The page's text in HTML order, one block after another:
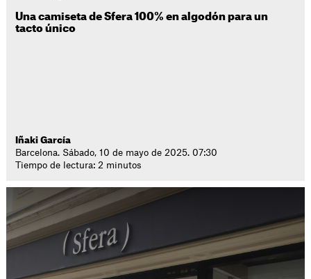
Una camiseta de Sfera 100% en algodón para un
tacto único
Iñaki García
Barcelona. Sábado, 10 de mayo de 2025. 07:30
Tiempo de lectura: 2 minutos